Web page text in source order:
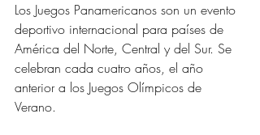
Los Juegos Panamericanos son un evento
deportivo internacional para países de
América del Norte, Central y del Sur. Se
celebran cada cuatro años, el año
anterior a los Juegos Olímpicos de
Verano.